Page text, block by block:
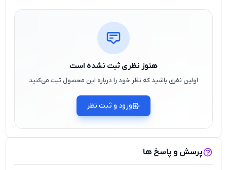
هنوز نظری ثبت نشده است
اولین نفری باشید که نظر خود را درباره این محصول ثبت می‌کنید
ورود و ثبت نظر
پرسش و پاسخ ها